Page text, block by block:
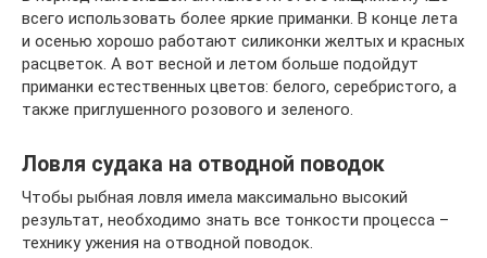
всего использовать более яркие приманки. В конце лета
и осенью хорошо работают силиконки желтых и красных
расцветок. А вот весной и летом больше подойдут
приманки естественных цветов: белого, серебристого, а
также приглушенного розового и зеленого.
Ловля судака на отводной поводок
Чтобы рыбная ловля имела максимально высокий
результат, необходимо знать все тонкости процесса –
технику ужения на отводной поводок.